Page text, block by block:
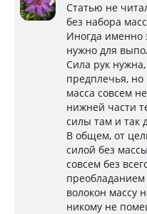
Статью не
без набора
Иногда именно
нужно для
Сила рук
предплечья, но
масса совсем
нижней части
силы там и так
В общем, от
силой без
совсем без
волокон массу
никому не